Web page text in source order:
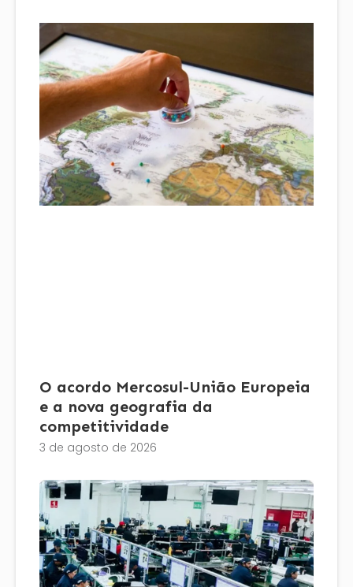
O acordo Mercosul-União Europeia
e a nova geografia da
competitividade
3 de agosto de 2026